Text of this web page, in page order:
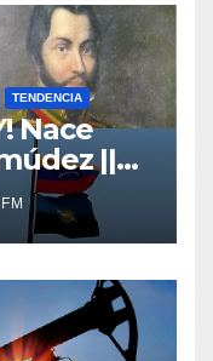
TENDENCIA
Nace
||
||
||
del